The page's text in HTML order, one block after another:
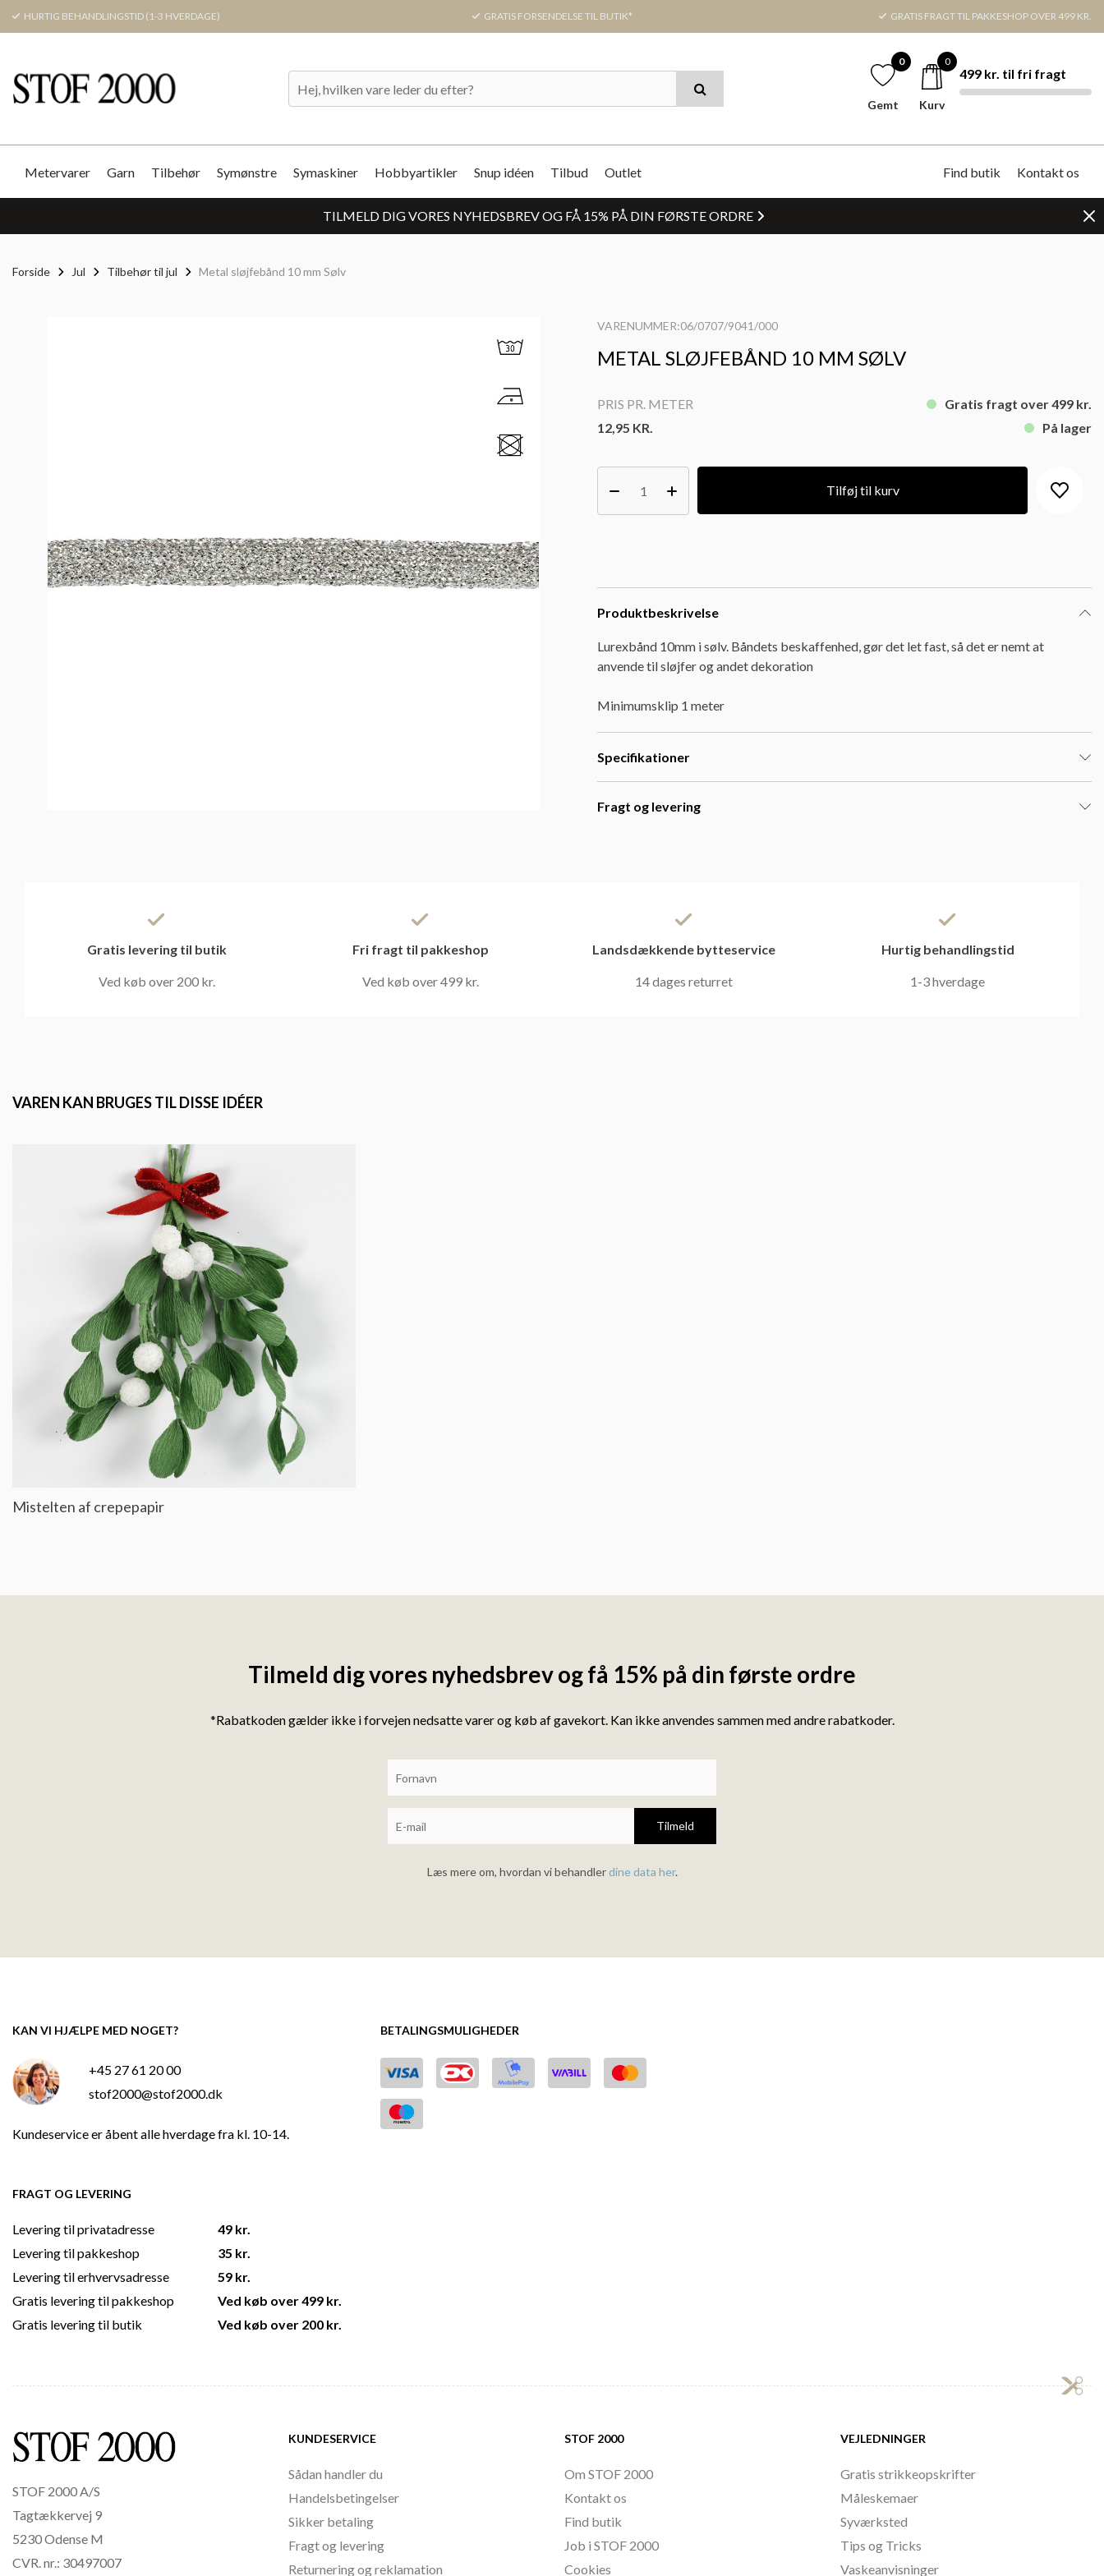
HURTIG BEHANDLINGSTID (1-3 HVERDAGE) GRATIS FORSENDELSE TIL BUTIK* GRATIS FRAGT TIL PAKKESHOP OVER 499 KR.
0
Gemt
0
Kurv
499 kr. til fri fragt
Metervarer Garn Tilbehør Symønstre Symaskiner Hobbyartikler Snup idéen Tilbud Outlet Find butik Kontakt os
TILMELD DIG VORES NYHEDSBREV OG FÅ 15% PÅ DIN FØRSTE ORDRE
Forside Jul Tilbehør til jul Metal sløjfebånd 10 mm Sølv
VARENUMMER:06/0707/9041/000
METAL SLØJFEBÅND 10 MM SØLV
PRIS PR. METER
12,95 KR.
Gratis fragt over 499 kr.
På lager
Tilføj til kurv
Produktbeskrivelse
Lurexbånd 10mm i sølv. Båndets beskaffenhed, gør det let fast, så det er nemt at
anvende til sløjfer og andet dekoration
Minimumsklip 1 meter
Specifikationer
Fragt og levering
Gratis levering til butik
Ved køb over 200 kr.
Fri fragt til pakkeshop
Ved køb over 499 kr.
Landsdækkende bytteservice
14 dages returret
Hurtig behandlingstid
1-3 hverdage
VAREN KAN BRUGES TIL DISSE IDÉER
Mistelten af crepepapir
Tilmeld dig vores nyhedsbrev og få 15% på din første ordre
*Rabatkoden gælder ikke i forvejen nedsatte varer og køb af gavekort. Kan ikke anvendes sammen med andre rabatkoder.
Tilmeld
Læs mere om, hvordan vi behandlerdine data her.
KAN VI HJÆLPE MED NOGET?
+45 27 61 20 00
stof2000@stof2000.dk
Kundeservice er åbent alle hverdage fra kl. 10-14.
BETALINGSMULIGHEDER
FRAGT OG LEVERING
Levering til privatadresse
Levering til pakkeshop
Levering til erhvervsadresse
Gratis levering til pakkeshop
Gratis levering til butik
49 kr.
35 kr.
59 kr.
Ved køb over 499 kr.
Ved køb over 200 kr.
STOF 2000 A/S
Tagtækkervej 9
5230 Odense M
CVR. nr.: 30497007
KUNDESERVICE
Sådan handler du
Handelsbetingelser
Sikker betaling
Fragt og levering
Returnering og reklamation
STOF 2000
Om STOF 2000
Kontakt os
Find butik
Job i STOF 2000
Cookies
VEJLEDNINGER
Gratis strikkeopskrifter
Måleskemaer
Syværksted
Tips og Tricks
Vaskeanvisninger